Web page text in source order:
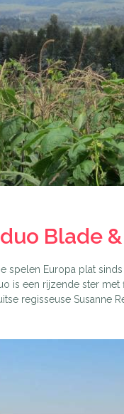
Blade
spelen Europa plat
is een rijzende ster
regisseuse Susanne